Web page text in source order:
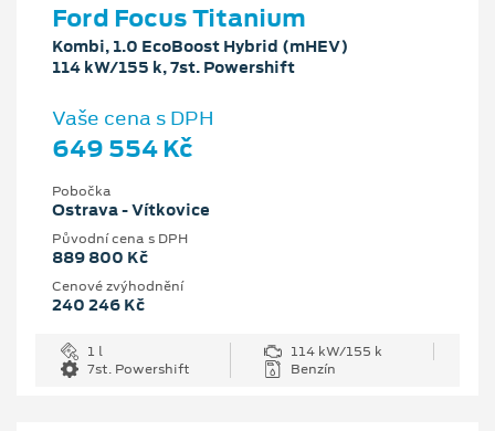
Ford Focus Titanium
Kombi, 1.0 EcoBoost Hybrid (mHEV)
114 kW/155 k, 7st. Powershift
Vaše cena s DPH
649 554 Kč
Pobočka
Ostrava - Vítkovice
Původní cena s DPH
889 800 Kč
Cenové zvýhodnění
240 246 Kč
1 l
114 kW/155 k
7st. Powershift
Benzín